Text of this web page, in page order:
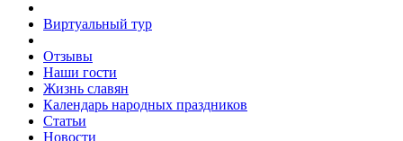
Виртуальный тур
Отзывы
Наши гости
Жизнь славян
Календарь народных праздников
Статьи
Новости